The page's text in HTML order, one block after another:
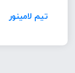
تیم لامینور